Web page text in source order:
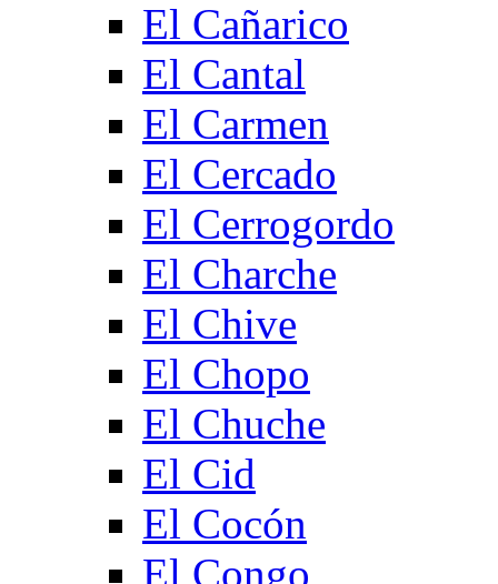
El Cañarico
El Cantal
El Carmen
El Cercado
El Cerrogordo
El Charche
El Chive
El Chopo
El Chuche
El Cid
El Cocón
El Congo